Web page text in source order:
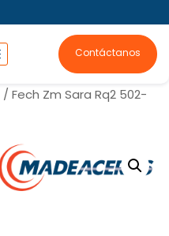
Contáctanos
/ Fech Zm Sara Rq2 502-